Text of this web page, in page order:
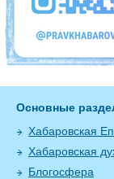
Основные
Хабаровская
Хабаровская
Блогосфера